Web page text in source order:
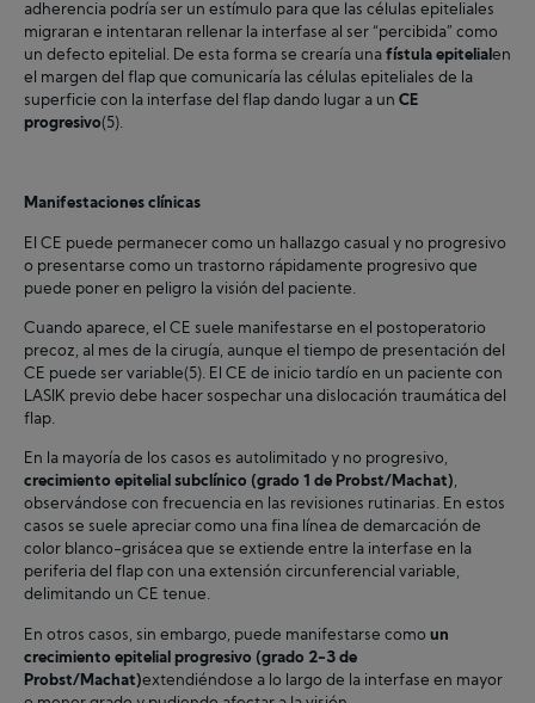
adherencia podría ser un estímulo para que las células epiteliales
migraran e intentaran rellenar la interfase al ser “percibida” como
un defecto epitelial. De esta forma se crearía una fístula epitelial en
el margen del flap que comunicaría las células epiteliales de la
superficie con la interfase del flap dando lugar a un CE
progresivo(5).
Manifestaciones clínicas
El CE puede permanecer como un hallazgo casual y no progresivo
o presentarse como un trastorno rápidamente progresivo que
puede poner en peligro la visión del paciente.
Cuando aparece, el CE suele manifestarse en el postoperatorio
precoz, al mes de la cirugía, aunque el tiempo de presentación del
CE puede ser variable(5). El CE de inicio tardío en un paciente con
LASIK previo debe hacer sospechar una dislocación traumática del
flap.
En la mayoría de los casos es autolimitado y no progresivo,
crecimiento epitelial subclínico (grado 1 de Probst/Machat),
observándose con frecuencia en las revisiones rutinarias. En estos
casos se suele apreciar como una fina línea de demarcación de
color blanco-grisácea que se extiende entre la interfase en la
periferia del flap con una extensión circunferencial variable,
delimitando un CE tenue.
En otros casos, sin embargo, puede manifestarse como un
crecimiento epitelial progresivo (grado 2-3 de
Probst/Machat)extendiéndose a lo largo de la interfase en mayor